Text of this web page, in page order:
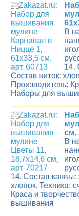
28
В
14.
Состав ниток:
Производитель:
Наборы для
29
см,
В
14. Состав канвы:
хлопок. Техника:
Краса и
вышивания